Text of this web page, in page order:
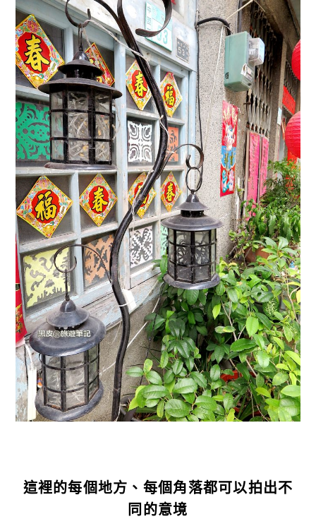
這裡的每個地方、每個角落都可以拍出不
同的意境